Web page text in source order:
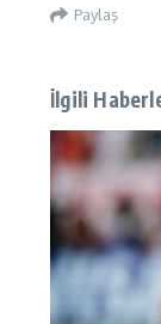
Paylaş
İlgili